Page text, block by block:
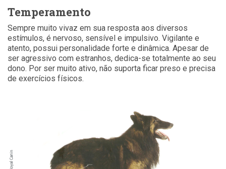
Temperamento
Sempre muito vivaz em sua resposta aos diversos
estímulos, é nervoso, sensível e impulsivo. Vigilante e
atento, possui personalidade forte e dinâmica. Apesar de
ser agressivo com estranhos, dedica-se totalmente ao seu
dono. Por ser muito ativo, não suporta ficar preso e precisa
de exercícios físicos.